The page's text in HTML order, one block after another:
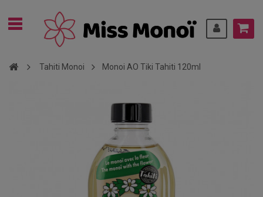
Tahiti Monoi Monoi AO Tiki Tahiti 120ml